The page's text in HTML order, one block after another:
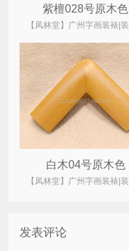
紫檀028号原木色
白木04号原木色
发表评论